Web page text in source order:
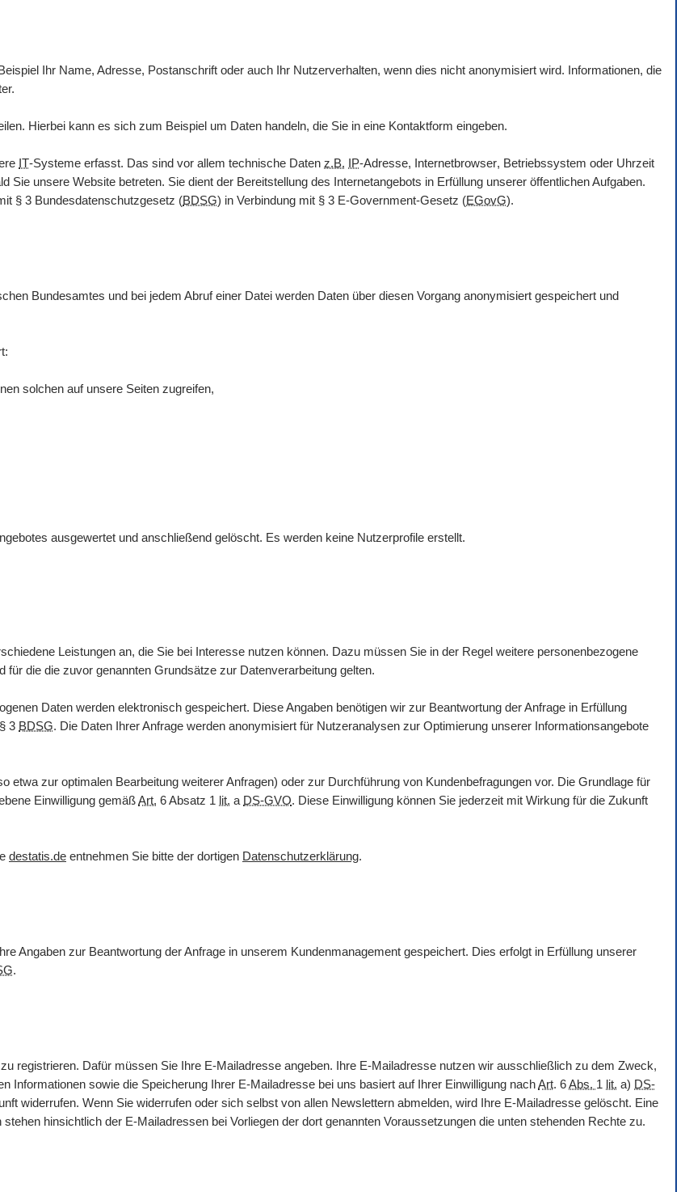
Ihr Name, Adresse, Postanschrift oder auch Ihr Nutzerverhalten, wenn dies nicht anonymisiert wird. Informationen, die
Hierbei kann es sich zum Beispiel um Daten handeln, die Sie in eine Kontaktform eingeben.
IT-Systeme erfasst. Das sind vor allem technische Daten z.B. IP-Adresse, Internetbrowser, Betriebssystem oder Uhrzeit
Sie unsere Website betreten. Sie dient der Bereitstellung des Internetangebots in Erfüllung unserer öffentlichen Aufgaben.
§ 3 Bundesdatenschutzgesetz (BDSG) in Verbindung mit § 3 E-Government-Gesetz (EGovG).
Bundesamtes und bei jedem Abruf einer Datei werden Daten über diesen Vorgang anonymisiert gespeichert und
solchen auf unsere Seiten zugreifen,
ausgewertet und anschließend gelöscht. Es werden keine Nutzerprofile erstellt.
Leistungen an, die Sie bei Interesse nutzen können. Dazu müssen Sie in der Regel weitere personenbezogene
die die zuvor genannten Grundsätze zur Datenverarbeitung gelten.
Daten werden elektronisch gespeichert. Diese Angaben benötigen wir zur Beantwortung der Anfrage in Erfüllung
§ 3 BDSG. Die Daten Ihrer Anfrage werden anonymisiert für Nutzeranalysen zur Optimierung unserer Informationsangebote
etwa zur optimalen Bearbeitung weiterer Anfragen) oder zur Durchführung von Kundenbefragungen vor. Die Grundlage für
Einwilligung gemäßArt. 6 Absatz 1 lit. a DS-GVO. Diese Einwilligung können Sie jederzeit mit Wirkung für die Zukunft
destatis.de entnehmen Sie bitte der dortigen Datenschutzerklärung.
Angaben zur Beantwortung der Anfrage in unserem Kundenmanagement gespeichert. Dies erfolgt in Erfüllung unserer
.
zu registrieren. Dafür müssen Sie Ihre E-Mailadresse angeben. Ihre E-Mailadresse nutzen wir ausschließlich zu dem Zweck,
Informationen sowie die Speicherung Ihrer E-Mailadresse bei uns basiert auf Ihrer Einwilligung nachArt. 6Abs. 1 lit. a) DS-
widerrufen. Wenn Sie widerrufen oder sich selbst von allen Newslettern abmelden, wird Ihre E-Mailadresse gelöscht. Eine
stehen hinsichtlich der E-Mailadressen bei Vorliegen der dort genannten Voraussetzungen die unten stehenden Rechte zu.